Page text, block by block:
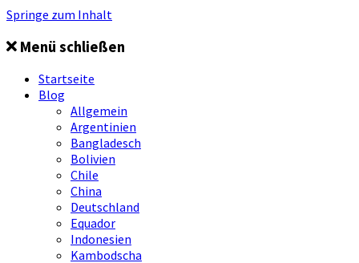
Springe zum Inhalt
Menü schließen
Startseite
Blog
Allgemein
Argentinien
Bangladesch
Bolivien
Chile
China
Deutschland
Equador
Indonesien
Kambodscha